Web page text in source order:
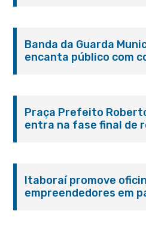
Banda da Guarda
encanta público com
Praça Prefeito
entra na fase final de
Itaboraí promove
empreendedores em